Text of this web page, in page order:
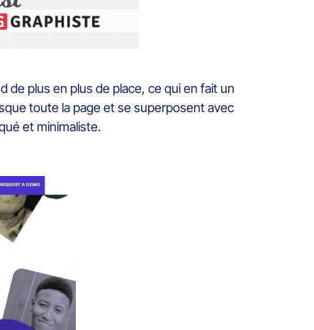
de plus en plus de place, ce qui en fait un
toute la page et se superposent avec
et minimaliste.